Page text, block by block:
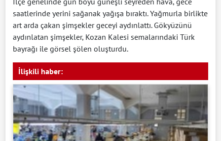
saatlerinde yerini sağanak yağışa bıraktı. Yağmurla birlikte
art arda çakan şimşekler geceyi aydınlattı. Gökyüzünü
aydınlatan şimşekler, Kozan Kalesi semalarındaki Türk
bayrağı ile görsel şölen oluşturdu.
İlişkili haber: